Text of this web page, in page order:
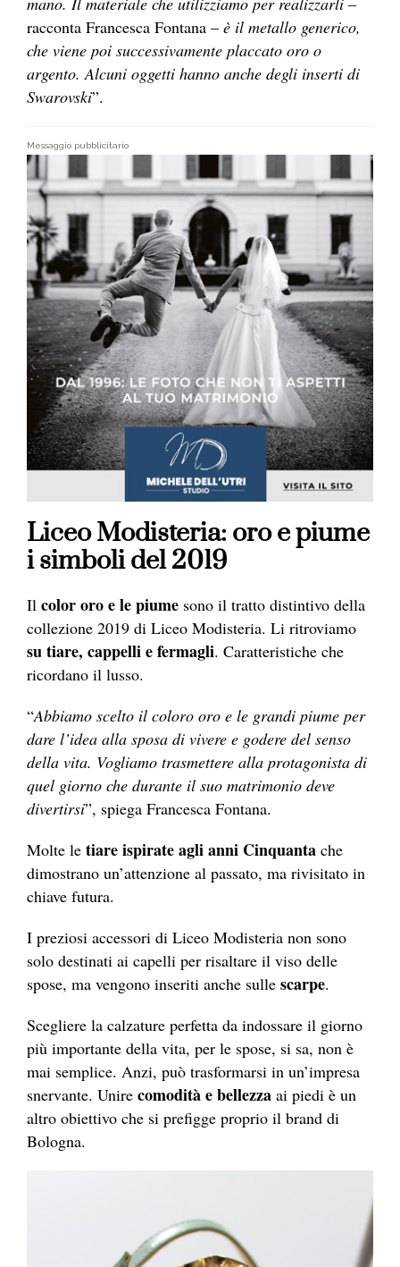
racconta Francesca Fontana – è il metallo generico,
che viene poi successivamente placcato oro o
argento. Alcuni oggetti hanno anche degli inserti di
Swarovski”.
Messaggio pubblicitario
Liceo Modisteria: oro e piume
i simboli del 2019
Il color oro e le piume sono il tratto distintivo della
collezione 2019 di Liceo Modisteria. Li ritroviamo
su tiare, cappelli e fermagli. Caratteristiche che
ricordano il lusso.
“Abbiamo scelto il coloro oro e le grandi piume per
dare l’idea alla sposa di vivere e godere del senso
della vita. Vogliamo trasmettere alla protagonista di
quel giorno che durante il suo matrimonio deve
divertirsi”, spiega Francesca Fontana.
Molte le tiare ispirate agli anni Cinquanta che
dimostrano un’attenzione al passato, ma rivisitato in
chiave futura.
I preziosi accessori di Liceo Modisteria non sono
solo destinati ai capelli per risaltare il viso delle
spose, ma vengono inseriti anche sulle scarpe.
Scegliere la calzature perfetta da indossare il giorno
più importante della vita, per le spose, si sa, non è
mai semplice. Anzi, può trasformarsi in un’impresa
snervante. Unire comodità e bellezza ai piedi è un
altro obiettivo che si prefigge proprio il brand di
Bologna.